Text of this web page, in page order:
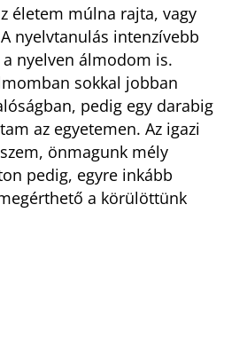
életem múlna rajta, vagy
nyelvtanulás intenzívebb
nyelven álmodom is.
sokkal jobban
pedig egy darabig
az egyetemen. Az igazi
önmagunk mély
pedig, egyre inkább
a körülöttünk